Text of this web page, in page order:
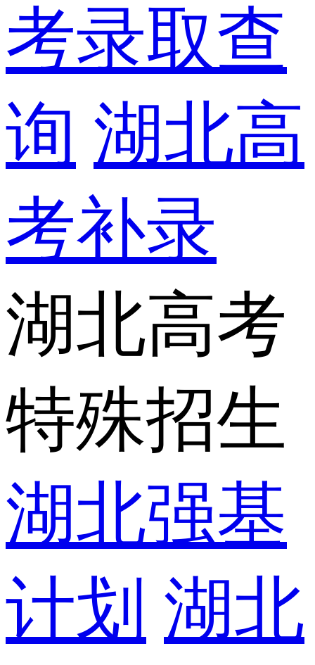
考录取查
询 湖北高
考补录
湖北高考
特殊招生
湖北强基
计划 湖北